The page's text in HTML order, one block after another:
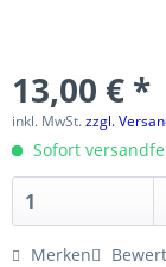
13,00 € *
inkl. MwSt.zzgl.
Sofort
Merken